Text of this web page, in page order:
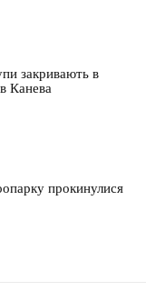
закривають в
Канева
прокинулися